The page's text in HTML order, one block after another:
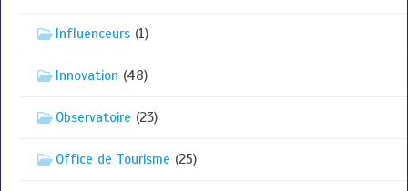
Influenceurs (1)
Innovation (48)
Observatoire (23)
Office de Tourisme (25)